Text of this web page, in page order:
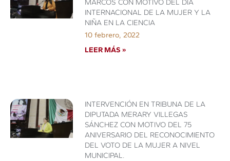
MARCOS CON MOTIVO DEL DÍA
INTERNACIONAL DE LA MUJER Y LA
NIÑA EN LA CIENCIA
10 febrero, 2022
LEER MÁS »
INTERVENCIÓN EN TRIBUNA DE LA
DIPUTADA MERARY VILLEGAS
SÁNCHEZ CON MOTIVO DEL 75
ANIVERSARIO DEL RECONOCIMIENTO
DEL VOTO DE LA MUJER A NIVEL
MUNICIPAL.